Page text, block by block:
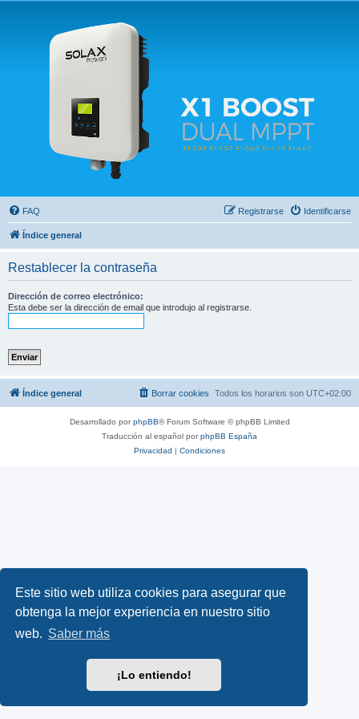
Este sitio web utiliza cookies para asegurar que
obtenga la mejor experiencia en nuestro sitio
web. Saber más
¡Lo entiendo!
Solax FAQ
Lugar para intercambiar dudas sobre inversores solares Solax y temas relacionados.
FAQ Identificarse
Registrarse
Índice general
Restablecer la contraseña
Dirección de correo electrónico:
Esta debe ser la dirección de email que introdujo al registrarse.
Índice general Todos los horarios son UTC+02:00
Borrar cookies
Desarrollado porphpBB® Forum Software © phpBB Limited
Traducción al español porphpBB España
Privacidad | Condiciones